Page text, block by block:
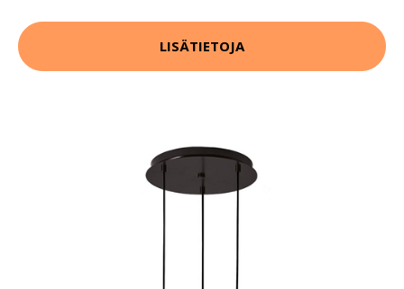
LISÄTIETOJA